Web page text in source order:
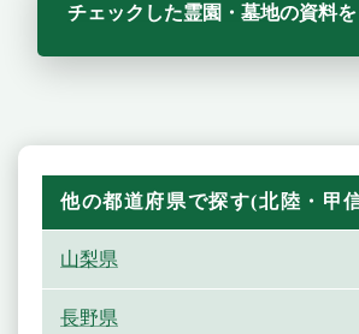
チェックした霊園・墓地の資料
他の都道府県で探す(北陸・甲
山梨県
長野県